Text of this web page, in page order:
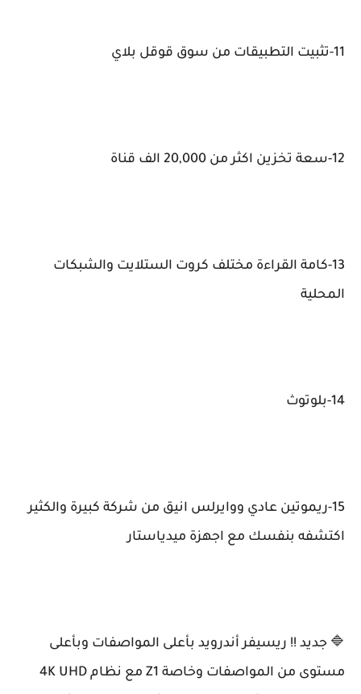
11-تثبيت التطبيقات من سوق قوقل بلاي
12-سعة تخزين اكثر من 20,000 الف قناة
13-كامة القراءة مختلف كروت الستلايت والشبكات
المحلية
14-بلوتوث
15-ريموتين عادي ووايرلس انيق من شركة كبيرة والكثير
اكتشفه بنفسك مع اجهزة ميدياستار
🔷 جديد !! ريسيفر أندرويد بأعلى المواصفات وبأعلى
مستوى من المواصفات وخاصة Z1 مع نظام 4K UHD